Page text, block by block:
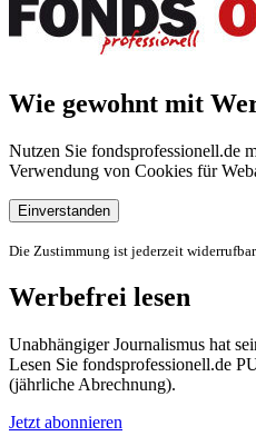
Wie gewohnt mit
Nutzen Sie fondsprofessionell.de
Verwendung von Cookies für
Einverstanden
Die Zustimmung ist jederzeit widerrufbar.
Werbefrei lesen
Unabhängiger Journalismus hat
Lesen Sie fondsprofessionell.de
(jährliche Abrechnung).
Jetzt abonnieren